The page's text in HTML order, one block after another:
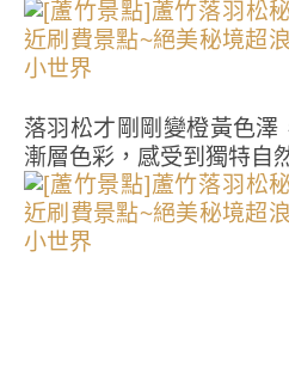
落羽松才剛剛變橙黃色
漸層色彩，感受到獨特自